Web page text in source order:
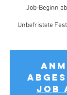
Job-Beginn
Unbefristete
Job